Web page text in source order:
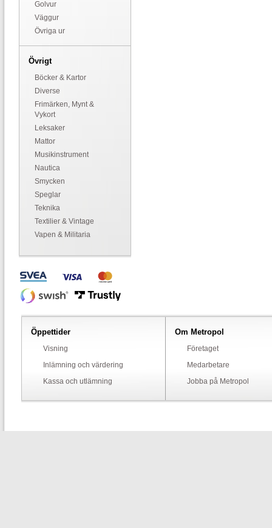
Golvur
Väggur
Övriga ur
Övrigt
Böcker & Kartor
Diverse
Frimärken, Mynt &
Vykort
Leksaker
Mattor
Musikinstrument
Nautica
Smycken
Speglar
Teknika
Textilier & Vintage
Vapen & Militaria
Öppettider
Visning
Inlämning och värdering
Kassa och utlämning
Om Metropol
Företaget
Medarbetare
Jobba på Metropol